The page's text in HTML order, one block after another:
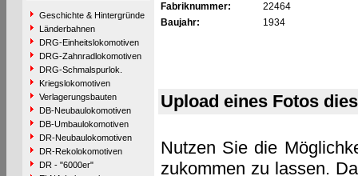
Geschichte & Hintergründe
Länderbahnen
DRG-Einheitslokomotiven
DRG-Zahnradlokomotiven
DRG-Schmalspurlok.
Kriegslokomotiven
Verlagerungsbauten
DB-Neubaulokomotiven
DB-Umbaulokomotiven
DR-Neubaulokomotiven
DR-Rekolokomotiven
DR - "6000er"
Fabriknummer:
22464
Baujahr:
1934
Upload eines Fotos
Nutzen Sie die
zukommen zu lassen.